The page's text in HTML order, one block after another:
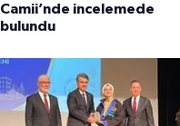
Camii’nde incelemede
bulundu